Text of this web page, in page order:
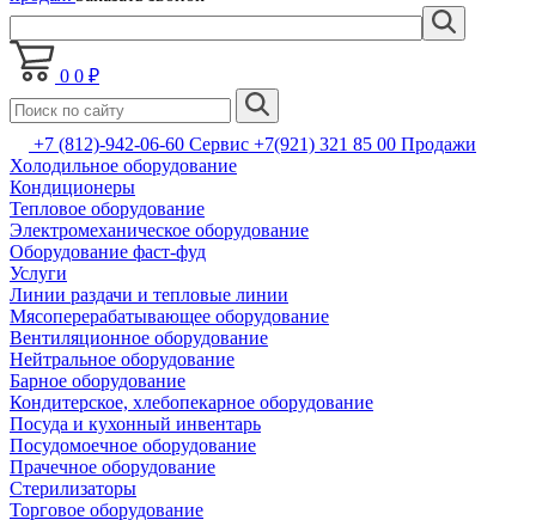
0 0 ₽
+7 (812)-942-06-60 Сервис +7(921) 321 85 00 Продажи
Холодильное оборудование
Кондиционеры
Тепловое оборудование
Электромеханическое оборудование
Оборудование фаст-фуд
Услуги
Линии раздачи и тепловые линии
Мясоперерабатывающее оборудование
Вентиляционное оборудование
Нейтральное оборудование
Барное оборудование
Кондитерское, хлебопекарное оборудование
Посуда и кухонный инвентарь
Посудомоечное оборудование
Прачечное оборудование
Стерилизаторы
Торговое оборудование